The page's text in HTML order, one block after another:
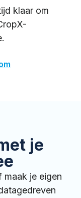
klaar om
je
maak je eigen